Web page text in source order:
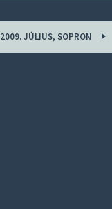
2009. JÚLIUS, SOPRON